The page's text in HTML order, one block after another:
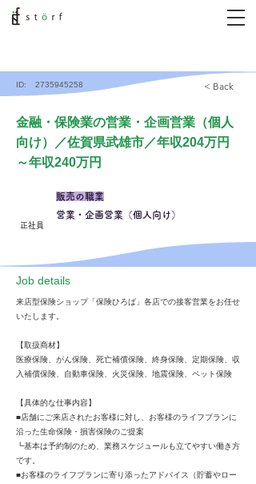
ID: 2735945258 < Back
金融・保険業の営業・企画営業（個人
向け）／佐賀県武雄市／年収204万円
～年収240万円
正社員
販売の職業
営業・企画営業（個人向け）
​Job details
来店型保険ショップ「保険ひろば」各店での接客営業をお任せ
いたします。
【取扱商材】
医療保険、がん保険、死亡補償保険、終身保険、定期保険、収
入補償保険、自動車保険、火災保険、地震保険、ペット保険
【具体的な仕事内容】
■店舗にご来店されたお客様に対し、お客様のライフプランに
沿った生命保険・損害保険のご提案
┗基本は予約制のため、業務スケジュールも立てやすい働き方
です。
■お客様のライフプランに寄り添ったアドバイス（貯蓄やロー